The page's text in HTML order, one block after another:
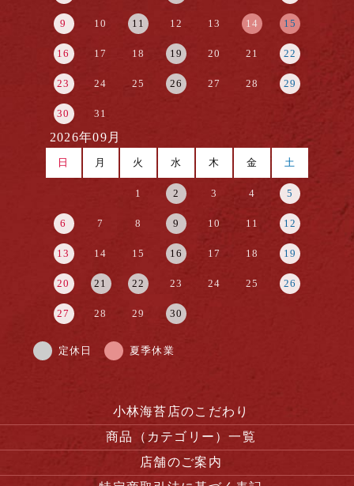
9 10 11 12 13 14 15
16 17 18 19 20 21 22
23 24 25 26 27 28 29
30 31
2026年09月
日 月 火 水 木 金 土
1 2 3 4 5
6 7 8 9 10 11 12
13 14 15 16 17 18 19
20 21 22 23 24 25 26
27 28 29 30
定休日 夏季休業
小林海苔店のこだわり
商品（カテゴリー）一覧
店舗のご案内